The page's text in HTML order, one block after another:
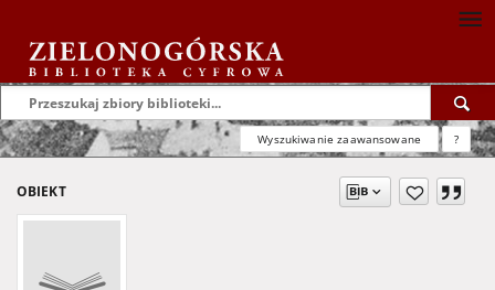
Wyszukiwanie zaawansowane ?
OBIEKT